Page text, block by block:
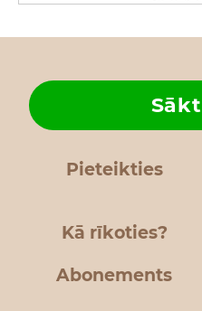
Pieteikties
Kā rīkoties?
Abonements